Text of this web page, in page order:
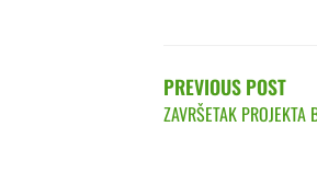
PREVIOUS POST
ZAVRŠETAK